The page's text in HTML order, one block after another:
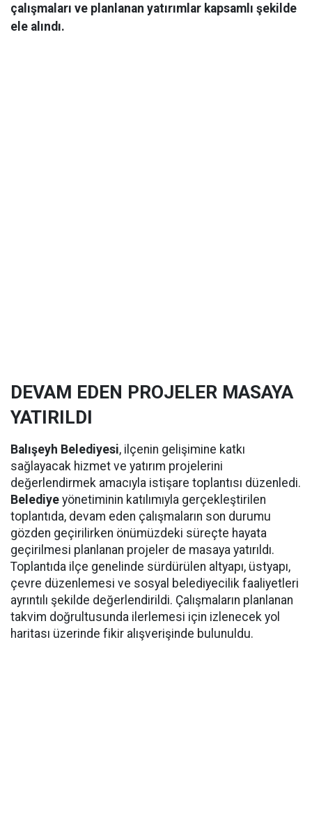
çalışmaları ve planlanan yatırımlar kapsamlı şekilde
ele alındı.
DEVAM EDEN PROJELER MASAYA
YATIRILDI
Balışeyh Belediyesi, ilçenin gelişimine katkı
sağlayacak hizmet ve yatırım projelerini
değerlendirmek amacıyla istişare toplantısı düzenledi.
Belediye yönetiminin katılımıyla gerçekleştirilen
toplantıda, devam eden çalışmaların son durumu
gözden geçirilirken önümüzdeki süreçte hayata
geçirilmesi planlanan projeler de masaya yatırıldı.
Toplantıda ilçe genelinde sürdürülen altyapı, üstyapı,
çevre düzenlemesi ve sosyal belediyecilik faaliyetleri
ayrıntılı şekilde değerlendirildi. Çalışmaların planlanan
takvim doğrultusunda ilerlemesi için izlenecek yol
haritası üzerinde fikir alışverişinde bulunuldu.